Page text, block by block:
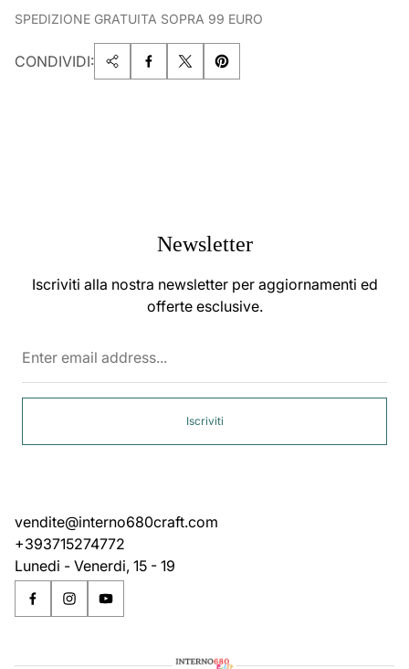
SPEDIZIONE GRATUITA SOPRA 99 EURO
CONDIVIDI:
Newsletter
Iscriviti alla nostra newsletter per aggiornamenti ed
offerte esclusive.
Iscriviti
vendite@interno680craft.com
+393715274772
Lunedi - Venerdi, 15 - 19